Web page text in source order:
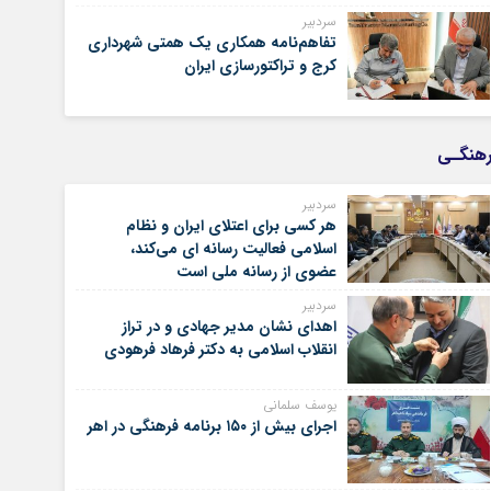
سردبیر
تفاهم‌نامه همکاری یک همتی شهرداری
کرج و تراکتورسازی ایران
سردبیر
هر کسی برای اعتلای ایران و نظام
اسلامی فعالیت رسانه ای می‌کند،
عضوی از رسانه ملی است
سردبیر
اهدای نشان مدیر جهادی و در تراز
انقلاب اسلامی به دکتر فرهاد فرهودی
یوسف سلمانی
اجرای بیش از ۱۵۰ برنامه فرهنگی در اهر